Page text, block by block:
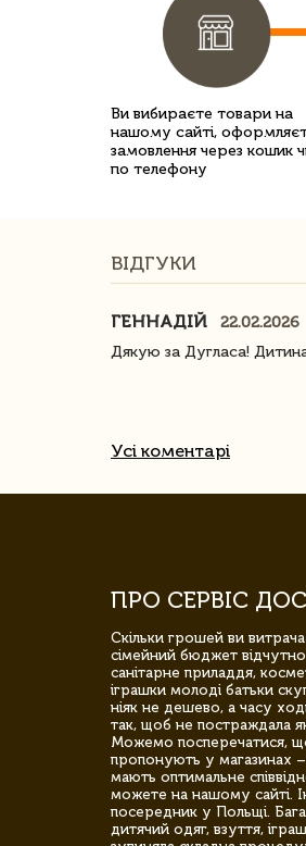
Ви вибираєте товари на
нашому сайті,
замовлення через кошик
по телефону
ВІДГУКИ
ГЕННАДІЙ
22.02.2026
Дякую за Дугласа! Дитина
Усі коментарі
ПРО СЕРВІС
Скільки грошей ви
сімейний бюджет
санітарне приладдя,
іграшки молоді батьки
ніяк не дешево, а часу
так, щоб не постраждала
Можемо посперечатися, що
пропонують у магазинах –
мають оптимальне
можете на нашому сайті.
посередник у Польщі.
дитячий одяг, взуття,